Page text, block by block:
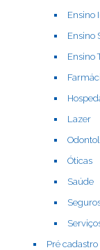
Ensino
Ensino
Ensino
Lazer
Óticas
Saúde
Pré